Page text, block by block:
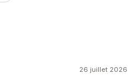
26 juillet 2026